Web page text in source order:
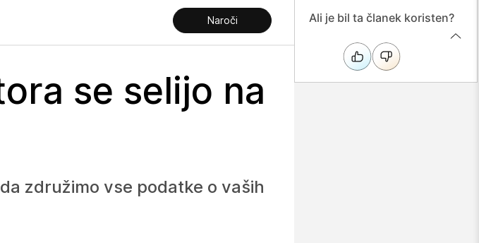
Naroči
se selijo na
združimo vse podatke o vaših
Ali je bil ta članek koristen?